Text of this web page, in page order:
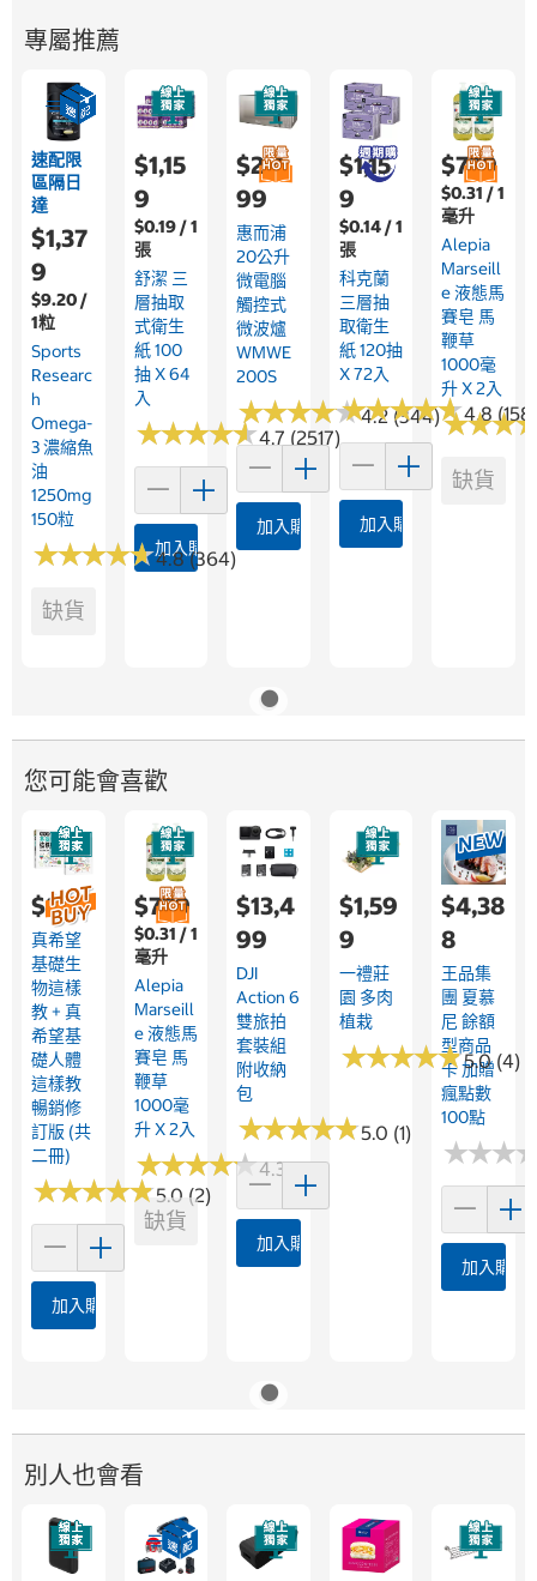
專屬推薦
速配限
區隔日
達
$1,37
9
$9.20 /
1粒
Sports
Researc
H
Omega-
3 濃縮魚
油
1250mg
150粒
★★★★★
★★★★★4.8 (364)
缺貨
$1,15
9
$0.19 / 1
張
舒潔 三
層抽取
式衛生
紙 100
抽 X 64
入
★★★★★
★★★★★4.7 (2517)
加入購物車
$2,4
99
惠而浦
20公升
微電腦
觸控式
微波爐
WMWE
200S
★★★★★
★★★★★4.2 (344)
加入購物車
$1,15
9
$0.14 / 1
張
科克蘭
三層抽
取衛生
紙 120抽
X 72入
★★★★★
★★★★★4.8
加入購物車
$779
$0.31 / 1
毫升
Alepia
Marseill
E 液態馬
賽皂 馬
鞭草
1000毫
升 X 2入
★★★
★★★
缺貨
您可能會喜歡
$819
真希望
基礎生
物這樣
教 + 真
希望基
礎人體
這樣教
暢銷修
訂版 (共
二冊)
★★★★★
★★★★★5.0 (2)
加入購物車
$779
$0.31 / 1
毫升
Alepia
Marseill
E 液態馬
賽皂 馬
鞭草
1000毫
升 X 2入
★★★★★
★★★★★4.3 (21)
缺貨
$13,4
99
DJI
Action 6
雙旅拍
套裝組
附收納
包
★★★★★
★★★★★5.0 (1)
加入購物車
$1,59
9
一禮莊
園 多肉
植栽
★★★★★
★★★★★5.0 (4)
$4,38
8
王品集
團 夏慕
尼 餘額
型商品
卡 加贈
瘋點數
100點
★★★
★★★
加入購物
別人也會看